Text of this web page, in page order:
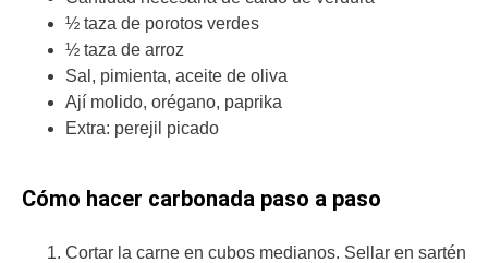
½ taza de porotos verdes
½ taza de arroz
Sal, pimienta, aceite de oliva
Ají molido, orégano, paprika
Extra: perejil picado
Cómo hacer carbonada paso a paso
Cortar la carne en cubos medianos. Sellar en sartén